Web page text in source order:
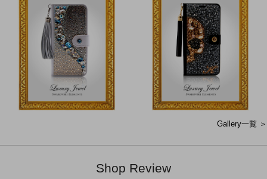
Gallery一覧 ＞
Shop Review